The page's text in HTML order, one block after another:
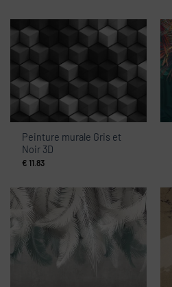
Peinture murale Gris et
Noir 3D
€ 11.83